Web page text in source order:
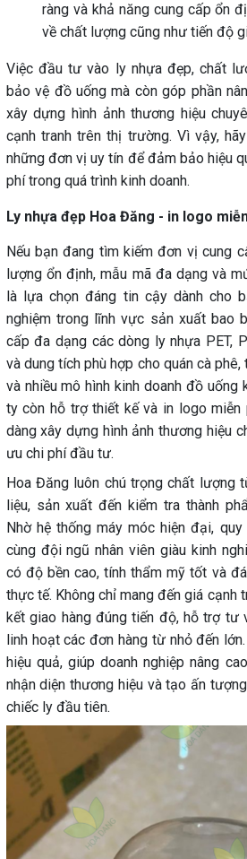
ràng và khả năng cung cấp ổn
về chất lượng cũng như tiến độ
Việc đầu tư vào ly nhựa đẹp, chất
bảo vệ đồ uống mà còn góp phần
xây dựng hình ảnh thương hiệu
cạnh tranh trên thị trường. Vì vậy,
những đơn vị uy tín để đảm bảo hiệu
phí trong quá trình kinh doanh.
Ly nhựa đẹp Hoa Đăng - in logo
Nếu bạn đang tìm kiếm đơn vị cung
lượng ổn định, mẫu mã đa dạng và
là lựa chọn đáng tin cậy dành cho
nghiệm trong lĩnh vực sản xuất bao
cấp đa dạng các dòng ly nhựa PET,
và dung tích phù hợp cho quán cà
và nhiều mô hình kinh doanh đồ uống
ty còn hỗ trợ thiết kế và in logo miễn
dàng xây dựng hình ảnh thương hiệu
ưu chi phí đầu tư.
Hoa Đăng luôn chú trọng chất lượng
liệu, sản xuất đến kiểm tra thành
Nhờ hệ thống máy móc hiện đại,
cùng đội ngũ nhân viên giàu kinh
có độ bền cao, tính thẩm mỹ tốt và
thực tế. Không chỉ mang đến giá cạnh
kết giao hàng đúng tiến độ, hỗ trợ tư
linh hoạt các đơn hàng từ nhỏ đến
hiệu quả, giúp doanh nghiệp nâng
nhận diện thương hiệu và tạo ấn
chiếc ly đầu tiên.